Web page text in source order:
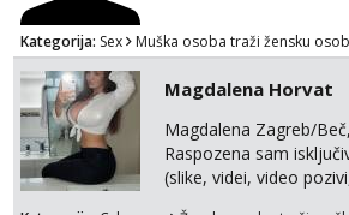
Kategorija: Sex Muška osoba traži žensku
Magdalena Horvat
Magdalena Zagreb/
Raspozena sam
(slike, videi, video